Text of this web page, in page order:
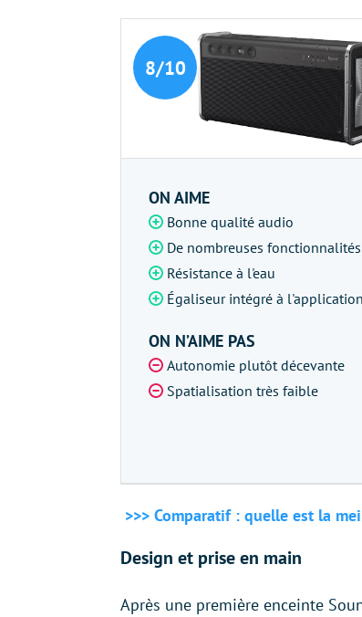
8/10
ON AIME
Bonne qualité audio
De nombreuses fonctionnalités
Résistance à l'eau
Égaliseur intégré à l'application
ON N’AIME PAS
Autonomie plutôt décevante
Spatialisation très faible
>>> Comparatif : quelle est la
Design et prise en main
Après une première enceinte